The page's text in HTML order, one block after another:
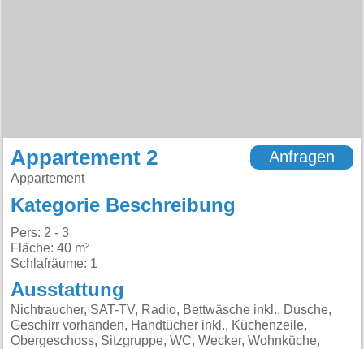
Appartement 2
Appartement
Anfragen
Kategorie Beschreibung
Pers: 2 - 3
Fläche: 40 m²
Schlafräume: 1
Ausstattung
Nichtraucher, SAT-TV, Radio, Bettwäsche inkl., Dusche,
Geschirr vorhanden, Handtücher inkl., Küchenzeile,
Obergeschoss, Sitzgruppe, WC, Wecker, Wohnküche,